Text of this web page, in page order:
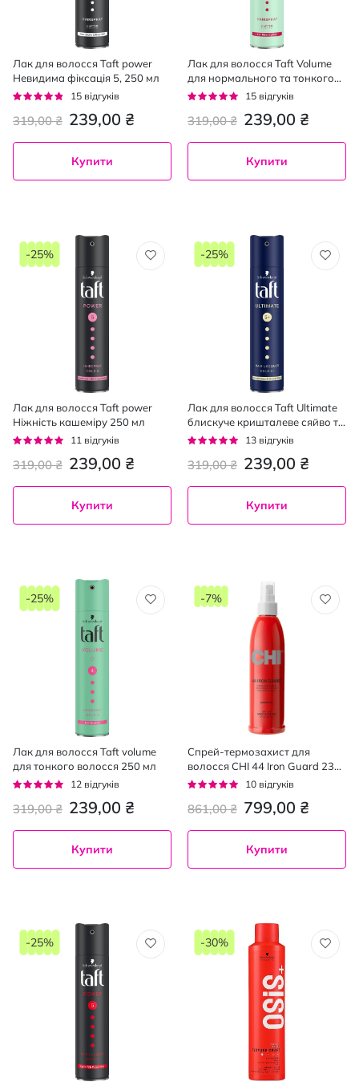
Лак для волосся Taft power
Невидима фіксація 5, 250 мл
Рейтинг:
15 відгуків
239,00 ₴
319,00 ₴
Купити
Лак для волосся Taft Volume
для нормального та тонкого
волосся 250 мл
Рейтинг:
15 відгуків
239,00 ₴
319,00 ₴
Купити
Лак для волосся Taft power
Ніжність кашеміру 250 мл
Рейтинг:
11 відгуків
239,00 ₴
319,00 ₴
-25%
Купити
Лак для волосся Taft Ultimate
блискуче кришталеве сяйво та
екстремальна фіксація 5+, 250
Рейтинг:
13 відгуків
239,00 ₴
319,00 ₴
-25%
Купити
Лак для волосся Taft volume
для тонкого волосся 250 мл
Рейтинг:
12 відгуків
239,00 ₴
319,00 ₴
-25%
Купити
Спрей-термозахист для
волосся CHI 44 Iron Guard 237
мл
Рейтинг:
10 відгуків
799,00 ₴
861,00 ₴
-7%
Купити
-25% -30%